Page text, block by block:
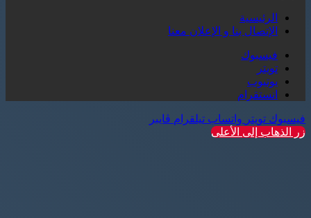
الرئيسية
الإتصال بنا و الإعلان معنا
فيسبوك
تويتر
يوتيوب
انستقرام
فيسبوك تويتر واتساب تيلقرام ڤايبر
زر الذهاب إلى الأعلى